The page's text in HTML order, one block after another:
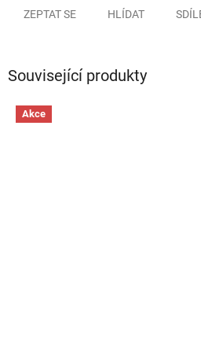
ZEPTAT SE HLÍDAT
Související produkty
Akce